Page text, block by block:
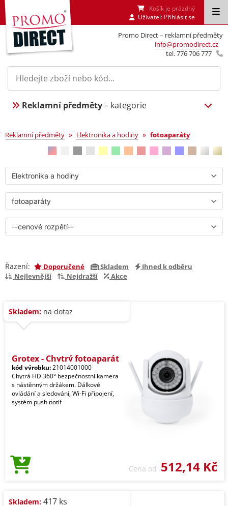
Promo Direct – reklamní předměty
info@promodirect.cz
tel. 776 706 777
Košík je prázdný
Uživatel: Přihlásit se
Reklamní předměty– kategorie
fotoaparáty
Reklamní předměty » Elektronika a hodiny » fotoaparáty
Řazení: Doporučené Skladem
Ihned k odběru
Nejlevnější
Nejdražší Akce
Skladem: na dotaz
Grotex - Chytrý fotoaparát
kód výrobku:21014001000
Chytrá HD 360° bezpečnostní kamera
s nástěnným držákem. Dálkové
ovládání a sledování, Wi-Fi připojení,
systém push notif
Cena od 512,14 Kč
Skladem: 417 ks